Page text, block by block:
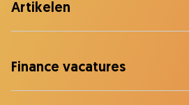
Artikelen
Finance vacatures